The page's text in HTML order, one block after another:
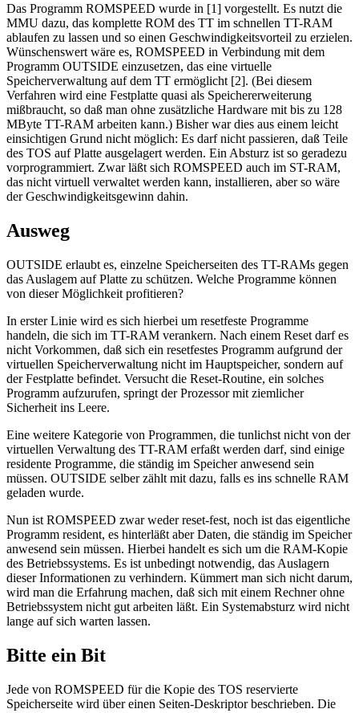
Das Programm ROMSPEED wurde in [1] vorgestellt. Es nutzt die
MMU dazu, das komplette ROM des TT im schnellen TT-RAM
ablaufen zu lassen und so einen Geschwindigkeitsvorteil zu erzielen.
Wünschenswert wäre es, ROMSPEED in Verbindung mit dem
Programm OUTSIDE einzusetzen, das eine virtuelle
Speicherverwaltung auf dem TT ermöglicht [2]. (Bei diesem
Verfahren wird eine Festplatte quasi als Speichererweiterung
mißbraucht, so daß man ohne zusätzliche Hardware mit bis zu 128
MByte TT-RAM arbeiten kann.) Bisher war dies aus einem leicht
einsichtigen Grund nicht möglich: Es darf nicht passieren, daß Teile
des TOS auf Platte ausgelagert werden. Ein Absturz ist so geradezu
vorprogrammiert. Zwar läßt sich ROMSPEED auch im ST-RAM,
das nicht virtuell verwaltet werden kann, installieren, aber so wäre
der Geschwindigkeitsgewinn dahin.
Ausweg
OUTSIDE erlaubt es, einzelne Speicherseiten des TT-RAMs gegen
das Auslagem auf Platte zu schützen. Welche Programme können
von dieser Möglichkeit profitieren?
In erster Linie wird es sich hierbei um resetfeste Programme
handeln, die sich im TT-RAM verankern. Nach einem Reset darf es
nicht Vorkommen, daß sich ein resetfestes Programm aufgrund der
virtuellen Speicherverwaltung nicht im Hauptspeicher, sondern auf
der Festplatte befindet. Versucht die Reset-Routine, ein solches
Programm aufzurufen, springt der Prozessor mit ziemlicher
Sicherheit ins Leere.
Eine weitere Kategorie von Programmen, die tunlichst nicht von der
virtuellen Verwaltung des TT-RAM erfaßt werden darf, sind einige
residente Programme, die ständig im Speicher anwesend sein
müssen. OUTSIDE selber zählt mit dazu, falls es ins schnelle RAM
geladen wurde.
Nun ist ROMSPEED zwar weder reset-fest, noch ist das eigentliche
Programm resident, es hinterläßt aber Daten, die ständig im Speicher
anwesend sein müssen. Hierbei handelt es sich um die RAM-Kopie
des Betriebssystems. Es ist unbedingt notwendig, das Auslagern
dieser Informationen zu verhindern. Kümmert man sich nicht darum,
wird man die Erfahrung machen, daß sich mit einem Rechner ohne
Betriebssystem nicht gut arbeiten läßt. Ein Systemabsturz wird nicht
lange auf sich warten lassen.
Bitte ein Bit
Jede von ROMSPEED für die Kopie des TOS reservierte
Speicherseite wird über einen Seiten-Deskriptor beschrieben. Die